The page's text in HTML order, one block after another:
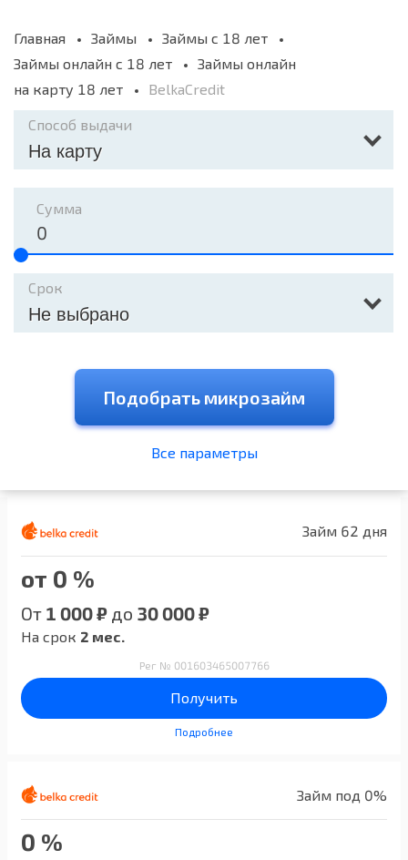
Главная Займы
Займы с 18 лет
Займы онлайн с 18 лет
Займы онлайн
на карту 18 лет
BelkaCredit
Способ выдачи
На карту
Сумма
Срок
Не выбрано
Подобрать микрозайм
Все параметры
Займ 62 дня
от 0 %
От 1 000 ₽ до 30 000 ₽
На срок 2 мес.
Рег № 001603465007766
Получить
Подробнее
Займ под 0%
0 %